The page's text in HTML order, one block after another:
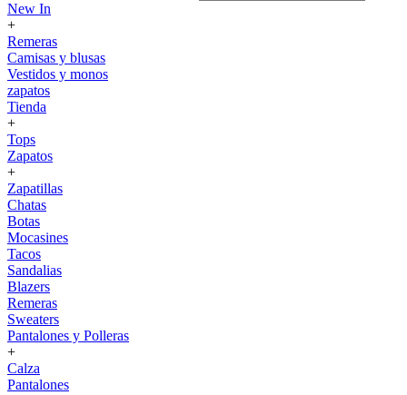
New In
+
Remeras
Camisas y blusas
Vestidos y monos
zapatos
Tienda
+
Tops
Zapatos
+
Zapatillas
Chatas
Botas
Mocasines
Tacos
Sandalias
Blazers
Remeras
Sweaters
Pantalones y Polleras
+
Calza
Pantalones